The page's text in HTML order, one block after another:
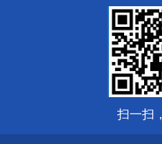
扫一扫